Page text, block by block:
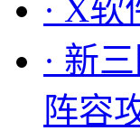
· X软
· 新
阵容